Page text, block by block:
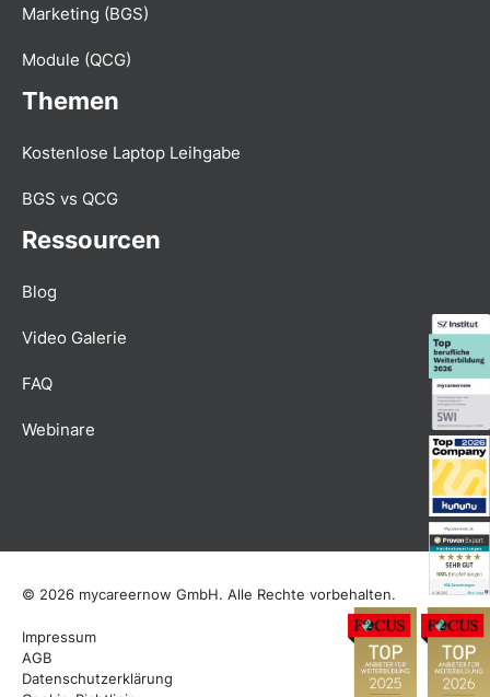
Marketing (BGS)
Module (QCG)
Themen
Kostenlose Laptop Leihgabe
BGS vs QCG
Ressourcen
Blog
Video Galerie
FAQ
Webinare
© 2026 mycareernow GmbH. Alle Rechte vorbehalten.
Impressum
AGB
Datenschutzerklärung